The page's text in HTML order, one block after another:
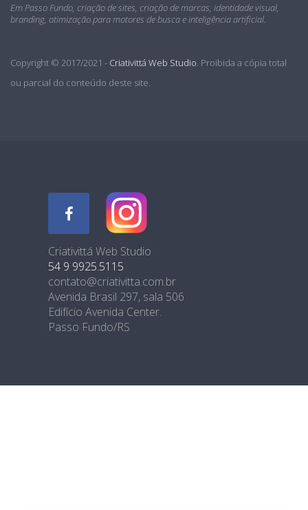
Em Passo Fundo, criação de sites, criação de marcas, identidade visual,
branding, otimização para motores de busca e inteligência artificial.
Copyright © 2017/2021 - Criativittá Web Studio. Proibida a cópia total
ou parcial do conteúdo deste site.
Criativittá Web Studio
54 9 9925.5115
contato@criativitta.com.br
Avenida Brasil 297, sala 506
Edifício Avenida Center.
Passo Fundo/RS